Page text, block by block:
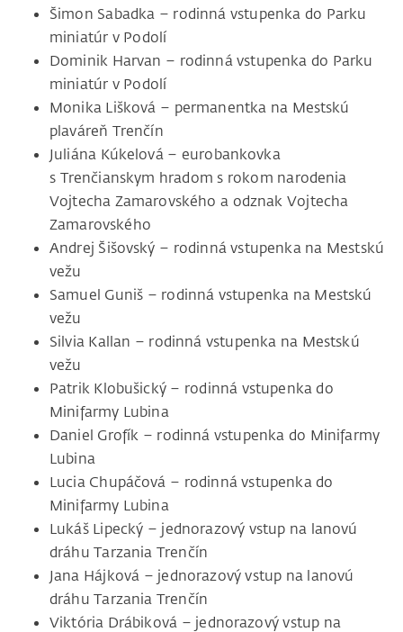
Šimon Sabadka – rodinná vstupenka do Parku
miniatúr v Podolí
Dominik Harvan – rodinná vstupenka do Parku
miniatúr v Podolí
Monika Lišková – permanentka na Mestskú
plaváreň Trenčín
Juliána Kúkelová – eurobankovka
s Trenčianskym hradom s rokom narodenia
Vojtecha Zamarovského a odznak Vojtecha
Zamarovského
Andrej Šišovský – rodinná vstupenka na Mestskú
vežu
Samuel Guniš – rodinná vstupenka na Mestskú
vežu
Silvia Kallan – rodinná vstupenka na Mestskú
vežu
Patrik Klobušický – rodinná vstupenka do
Minifarmy Lubina
Daniel Grofík – rodinná vstupenka do Minifarmy
Lubina
Lucia Chupáčová – rodinná vstupenka do
Minifarmy Lubina
Lukáš Lipecký – jednorazový vstup na lanovú
dráhu Tarzania Trenčín
Jana Hájková – jednorazový vstup na lanovú
dráhu Tarzania Trenčín
Viktória Drábiková – jednorazový vstup na